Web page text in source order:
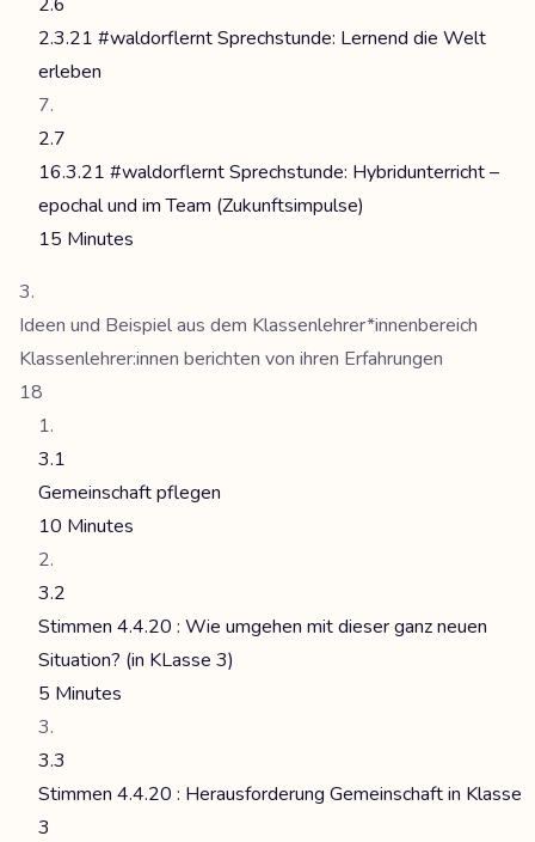
2.3.21 #waldorflernt Sprechstunde: Lernend die Welt
erleben
2.7
16.3.21 #waldorflernt Sprechstunde: Hybridunterricht –
epochal und im Team (Zukunftsimpulse)
15 Minutes
Ideen und Beispiel aus dem Klassenlehrer*innenbereich
Klassenlehrer:innen berichten von ihren Erfahrungen
18
3.1
Gemeinschaft pflegen
10 Minutes
3.2
Stimmen 4.4.20 : Wie umgehen mit dieser ganz neuen
Situation? (in KLasse 3)
5 Minutes
3.3
Stimmen 4.4.20 : Herausforderung Gemeinschaft in Klasse
3